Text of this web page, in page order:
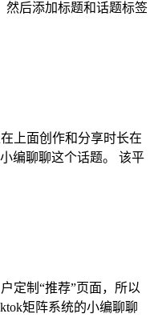
然后添加标题和话题标签
上面创作和分享时长在
编聊聊这个话题。 该平
定制“推荐”页面，所以
矩阵系统的小编聊聊